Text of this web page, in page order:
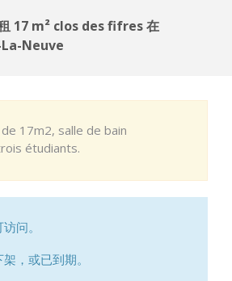
17 m² clos des fifres 在
Neuve
17m2, salle de bain
étudiants.
问。
，或已到期。